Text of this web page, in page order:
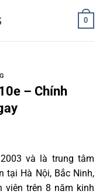
0
– Chính
và là trung tâm
tại Hà Nội, Bắc Ninh,
viên trên 8 năm kinh